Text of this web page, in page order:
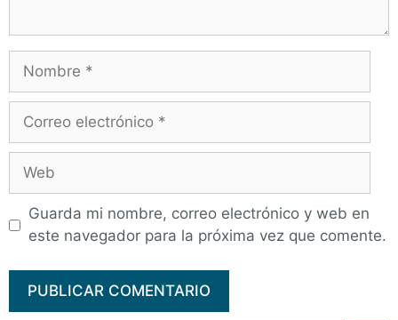
Guarda mi nombre, correo electrónico y web en
este navegador para la próxima vez que comente.